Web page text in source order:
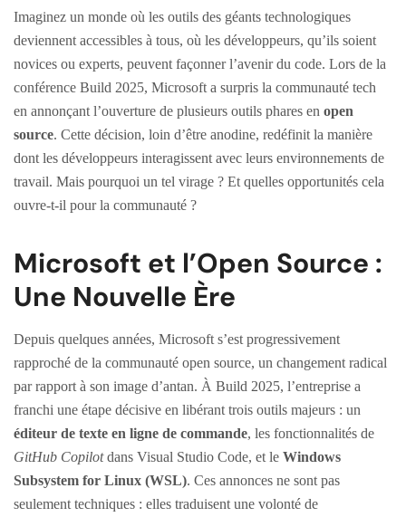
Imaginez un monde où les outils des géants technologiques
deviennent accessibles à tous, où les développeurs, qu’ils soient
novices ou experts, peuvent façonner l’avenir du code. Lors de la
conférence Build 2025, Microsoft a surpris la communauté tech
en annonçant l’ouverture de plusieurs outils phares en open
source. Cette décision, loin d’être anodine, redéfinit la manière
dont les développeurs interagissent avec leurs environnements de
travail. Mais pourquoi un tel virage ? Et quelles opportunités cela
ouvre-t-il pour la communauté ?
Microsoft et l’Open Source :
Une Nouvelle Ère
Depuis quelques années, Microsoft s’est progressivement
rapproché de la communauté open source, un changement radical
par rapport à son image d’antan. À Build 2025, l’entreprise a
franchi une étape décisive en libérant trois outils majeurs : un
éditeur de texte en ligne de commande, les fonctionnalités de
GitHub Copilotdans Visual Studio Code, et le Windows
Subsystem for Linux (WSL). Ces annonces ne sont pas
seulement techniques : elles traduisent une volonté de